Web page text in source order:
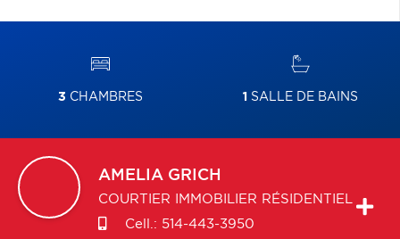
3 CHAMBRES 1 SALLE DE BAINS
AMELIA GRICH
COURTIER IMMOBILIER RÉSIDENTIEL
Cell.: 514-443-3950